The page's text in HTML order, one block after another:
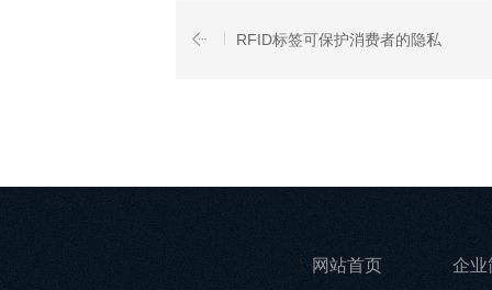
RFID标签可保护消费者的隐私
网站首页 企业